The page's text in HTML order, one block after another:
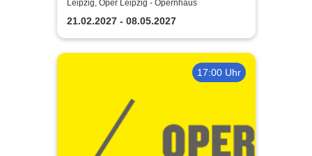
Leipzig, Oper Leipzig - Opernhaus
21.02.2027 - 08.05.2027
17:00 Uhr